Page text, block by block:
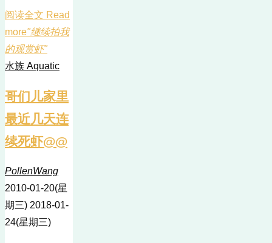
阅读全文 Read
more"继续拍我
的观赏虾"
水族 Aquatic
哥们儿家里
最近几天连
续死虾@@
PollenWang
2010-01-20(星
期三) 2018-01-
24(星期三)